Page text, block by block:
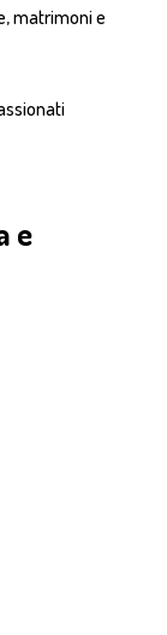
matrimoni e
e